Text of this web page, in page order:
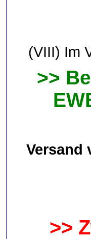
(VIII) Im
>>
Versand
>>